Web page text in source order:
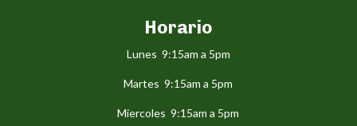
Horario
Lunes 9:15am a 5pm
Martes 9:15am a 5pm
Miercoles 9:15am a 5pm